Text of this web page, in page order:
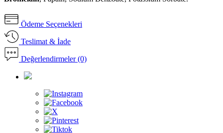
Ödeme Seçenekleri
Teslimat & İade
Değerlendirmeler (0)